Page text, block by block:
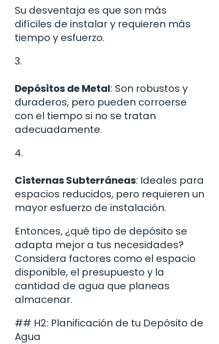
Su desventaja es que son más
difíciles de instalar y requieren más
tiempo y esfuerzo.
3.
Depósitos de Metal: Son robustos y
duraderos, pero pueden corroerse
con el tiempo si no se tratan
adecuadamente.
4.
Cisternas Subterráneas: Ideales para
espacios reducidos, pero requieren un
mayor esfuerzo de instalación.
Entonces, ¿qué tipo de depósito se
adapta mejor a tus necesidades?
Considera factores como el espacio
disponible, el presupuesto y la
cantidad de agua que planeas
almacenar.
## H2: Planificación de tu Depósito de
Agua